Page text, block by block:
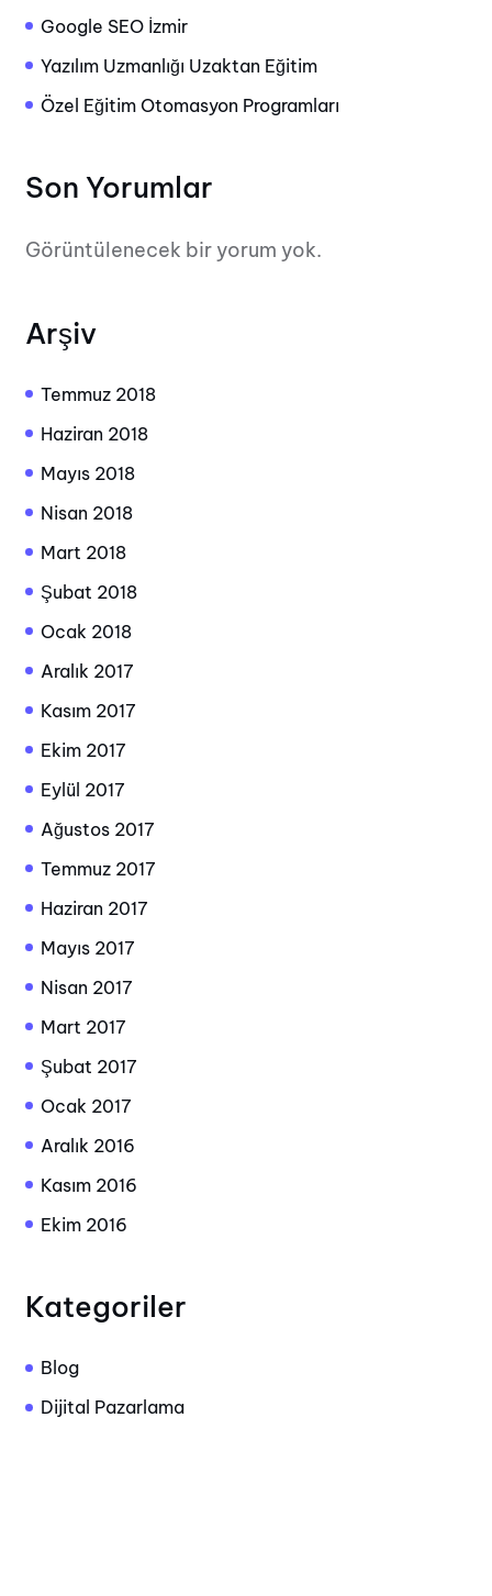
Google SEO İzmir
Yazılım Uzmanlığı Uzaktan Eğitim
Özel Eğitim Otomasyon Programları
Son Yorumlar
Görüntülenecek bir yorum yok.
Arşiv
Temmuz 2018
Haziran 2018
Mayıs 2018
Nisan 2018
Mart 2018
Şubat 2018
Ocak 2018
Aralık 2017
Kasım 2017
Ekim 2017
Eylül 2017
Ağustos 2017
Temmuz 2017
Haziran 2017
Mayıs 2017
Nisan 2017
Mart 2017
Şubat 2017
Ocak 2017
Aralık 2016
Kasım 2016
Ekim 2016
Kategoriler
Blog
Dijital Pazarlama